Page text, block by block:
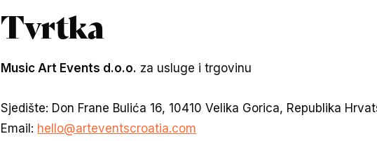
Tvrtka
Music Art Events d.o.o. za usluge i trgovinu
Sjedište: Don Frane Bulića 16, 10410 Velika Gorica, Republika
Email: hello@arteventscroatia.com